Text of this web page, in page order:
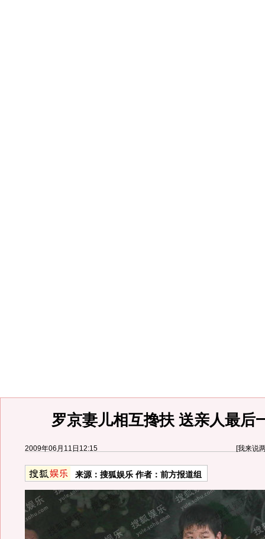
罗京妻儿相互搀扶 送亲人最后
2009年06月11日12:15 [我来说
来源： 搜狐娱乐作者：前方报道组